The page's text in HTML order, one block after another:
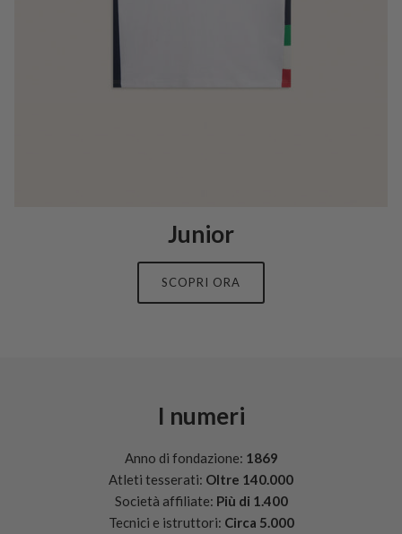
Junior
SCOPRI ORA
I numeri
Anno di fondazione: 1869
Atleti tesserati: Oltre 140.000
Società affiliate: Più di 1.400
Tecnici e istruttori: Circa 5.000